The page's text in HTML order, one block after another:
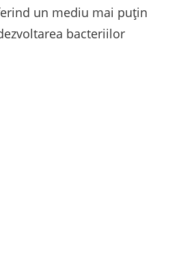
un mediu mai puțin
bacteriilor